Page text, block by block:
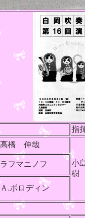
指
高橋 伸哉
小
ラフマニノフ
Ａ.ボロディン